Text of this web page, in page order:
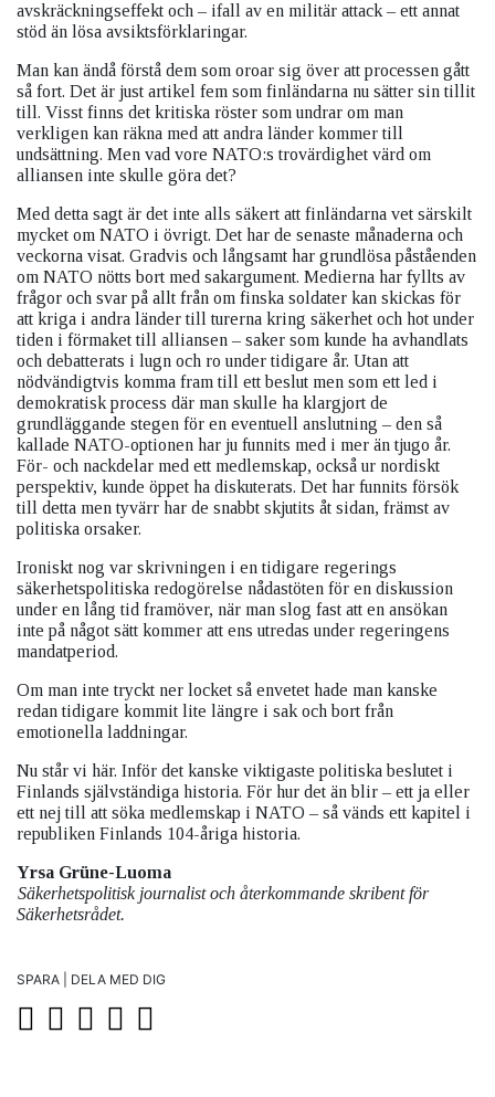
avskräckningseffekt och – ifall av en militär attack – ett annat
stöd än lösa avsiktsförklaringar.
Man kan ändå förstå dem som oroar sig över att processen gått
så fort. Det är just artikel fem som finländarna nu sätter sin tillit
till. Visst finns det kritiska röster som undrar om man
verkligen kan räkna med att andra länder kommer till
undsättning. Men vad vore NATO:s trovärdighet värd om
alliansen inte skulle göra det?
Med detta sagt är det inte alls säkert att finländarna vet särskilt
mycket om NATO i övrigt. Det har de senaste månaderna och
veckorna visat. Gradvis och långsamt har grundlösa påståenden
om NATO nötts bort med sakargument. Medierna har fyllts av
frågor och svar på allt från om finska soldater kan skickas för
att kriga i andra länder till turerna kring säkerhet och hot under
tiden i förmaket till alliansen – saker som kunde ha avhandlats
och debatterats i lugn och ro under tidigare år. Utan att
nödvändigtvis komma fram till ett beslut men som ett led i
demokratisk process där man skulle ha klargjort de
grundläggande stegen för en eventuell anslutning – den så
kallade NATO-optionen har ju funnits med i mer än tjugo år.
För- och nackdelar med ett medlemskap, också ur nordiskt
perspektiv, kunde öppet ha diskuterats. Det har funnits försök
till detta men tyvärr har de snabbt skjutits åt sidan, främst av
politiska orsaker.
Ironiskt nog var skrivningen i en tidigare regerings
säkerhetspolitiska redogörelse nådastöten för en diskussion
under en lång tid framöver, när man slog fast att en ansökan
inte på något sätt kommer att ens utredas under regeringens
mandatperiod.
Om man inte tryckt ner locket så envetet hade man kanske
redan tidigare kommit lite längre i sak och bort från
emotionella laddningar.
Nu står vi här. Inför det kanske viktigaste politiska beslutet i
Finlands självständiga historia. För hur det än blir – ett ja eller
ett nej till att söka medlemskap i NATO – så vänds ett kapitel i
republiken Finlands 104-åriga historia.
Yrsa Grüne-Luoma
Säkerhetspolitisk journalist och återkommande skribent för
Säkerhetsrådet.
SPARA | DELA MED DIG